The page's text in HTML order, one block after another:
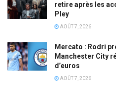
retire après les
Pley
AOÛT 7, 2026
Mercato : Rodri
Manchester City
d’euros
AOÛT 7, 2026